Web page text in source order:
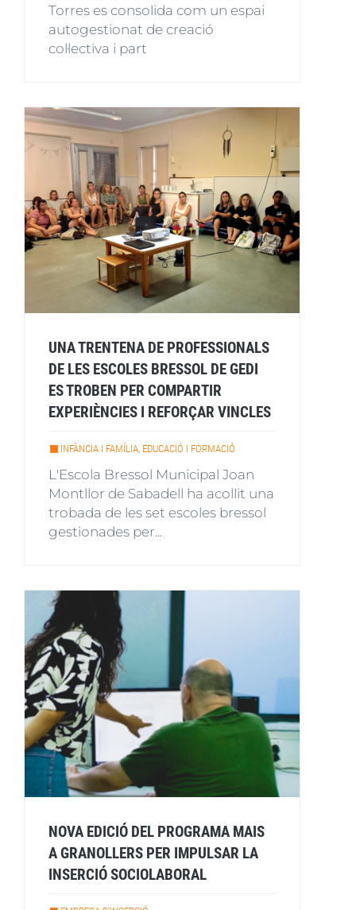
Torres es consolida com un espai
autogestionat de creació
col·lectiva i part
UNA TRENTENA DE PROFESSIONALS
DE LES ESCOLES BRESSOL DE GEDI
ES TROBEN PER COMPARTIR
EXPERIÈNCIES I REFORÇAR VINCLES
INFÀNCIA I FAMÍLIA, EDUCACIÓ I FORMACIÓ
L'Escola Bressol Municipal Joan
Montllor de Sabadell ha acollit una
trobada de les set escoles bressol
gestionades per...
NOVA EDICIÓ DEL PROGRAMA MAIS
A GRANOLLERS PER IMPULSAR LA
INSERCIÓ SOCIOLABORAL